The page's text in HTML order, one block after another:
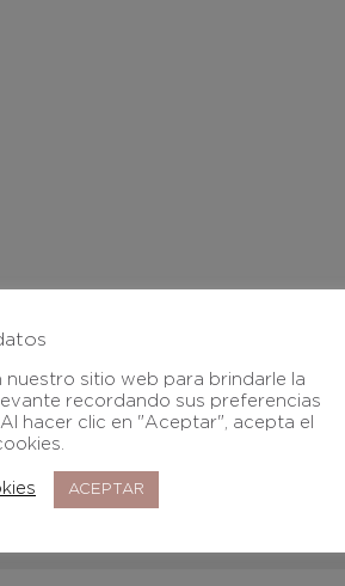
obligatorios están marcados con
nuestro sitio web para brindarle la
recordando sus preferencias
hacer clic en "Aceptar", acepta el
ACEPTAR